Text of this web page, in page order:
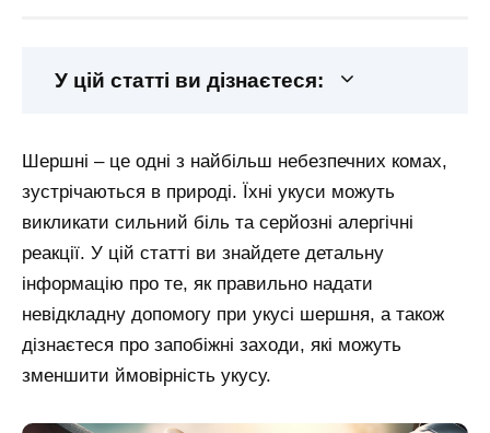
У цій статті ви дізнаєтеся:
Шершні – це одні з найбільш небезпечних комах,
зустрічаються в природі. Їхні укуси можуть
викликати сильний біль та серйозні алергічні
реакції. У цій статті ви знайдете детальну
інформацію про те, як правильно надати
невідкладну допомогу при укусі шершня, а також
дізнаєтеся про запобіжні заходи, які можуть
зменшити ймовірність укусу.